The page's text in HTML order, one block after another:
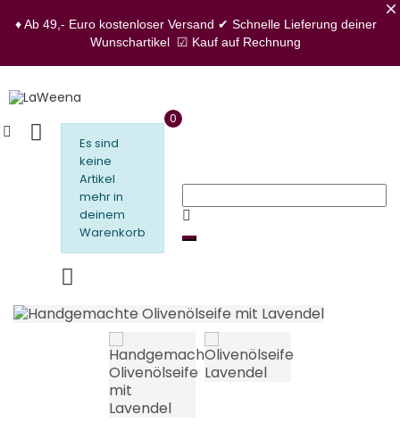
♦ Ab 49,- Euro kostenloser Versand ✔ Schnelle Lieferung deiner
Wunschartikel ☑ Kauf auf Rechnung
Es sind
keine
Artikel
mehr in
deinem
Warenkorb
0